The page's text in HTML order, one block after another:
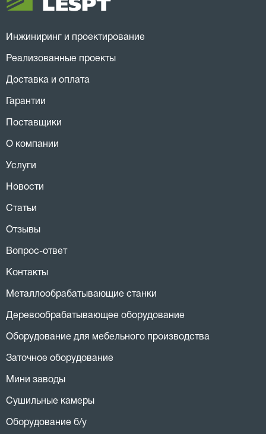
Инжиниринг и проектирование
Реализованные проекты
Доставка и оплата
Гарантии
Поставщики
О компании
Услуги
Новости
Статьи
Отзывы
Вопрос-ответ
Контакты
Металлообрабатывающие станки
Деревообрабатывающее оборудование
Оборудование для мебельного производства
Заточное оборудование
Мини заводы
Сушильные камеры
Оборудование б/у